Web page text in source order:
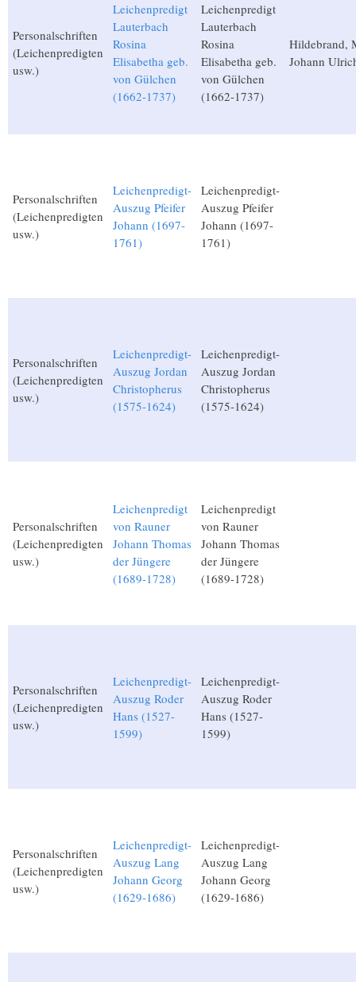
Personalschriften
(Leichenpredigten
usw.)
Leichenpredigt
Lauterbach
Rosina
Elisabetha geb.
von Gülchen
(1662-1737)
Leichenpredigt
Lauterbach
Rosina
Elisabetha geb.
von Gülchen
(1662-1737)
Hildebrand,
Johann
Personalschriften
(Leichenpredigten
usw.)
Leichenpredigt-
Auszug Pfeifer
Johann (1697-
1761)
Leichenpredigt-
Auszug Pfeifer
Johann (1697-
1761)
Personalschriften
(Leichenpredigten
usw.)
Leichenpredigt-
Auszug Jordan
Christopherus
(1575-1624)
Leichenpredigt-
Auszug Jordan
Christopherus
(1575-1624)
Personalschriften
(Leichenpredigten
usw.)
Leichenpredigt
von Rauner
Johann Thomas
der Jüngere
(1689-1728)
Leichenpredigt
von Rauner
Johann Thomas
der Jüngere
(1689-1728)
Personalschriften
(Leichenpredigten
usw.)
Leichenpredigt-
Auszug Roder
Hans (1527-
1599)
Leichenpredigt-
Auszug Roder
Hans (1527-
1599)
Personalschriften
(Leichenpredigten
usw.)
Leichenpredigt-
Auszug Lang
Johann Georg
(1629-1686)
Leichenpredigt-
Auszug Lang
Johann Georg
(1629-1686)